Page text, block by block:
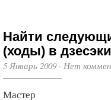
Найти
(ходы) в дзесэки
5 Январь 2009· Нет
Мастер